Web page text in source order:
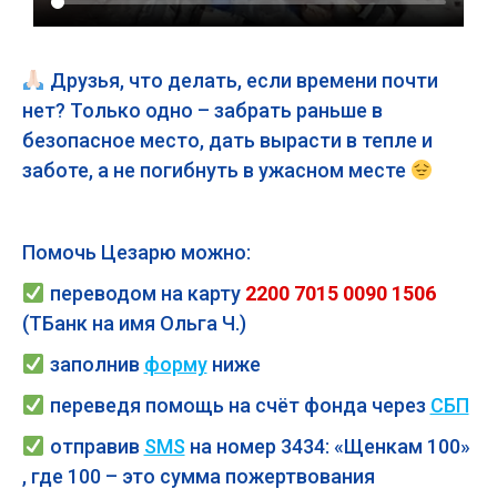
Друзья, что делать, если времени почти
нет? Только одно – забрать раньше в
безопасное место, дать вырасти в тепле и
заботе, а не погибнуть в ужасном месте
Помочь Цезарю можно:
переводом на карту 2200 7015 0090 1506
(ТБанк на имя Ольга Ч.)
заполнив формуниже
переведя помощь на счёт фонда через СБП
отправив SMS на номер 3434: «Щенкам 100»
, где 100 – это сумма пожертвования